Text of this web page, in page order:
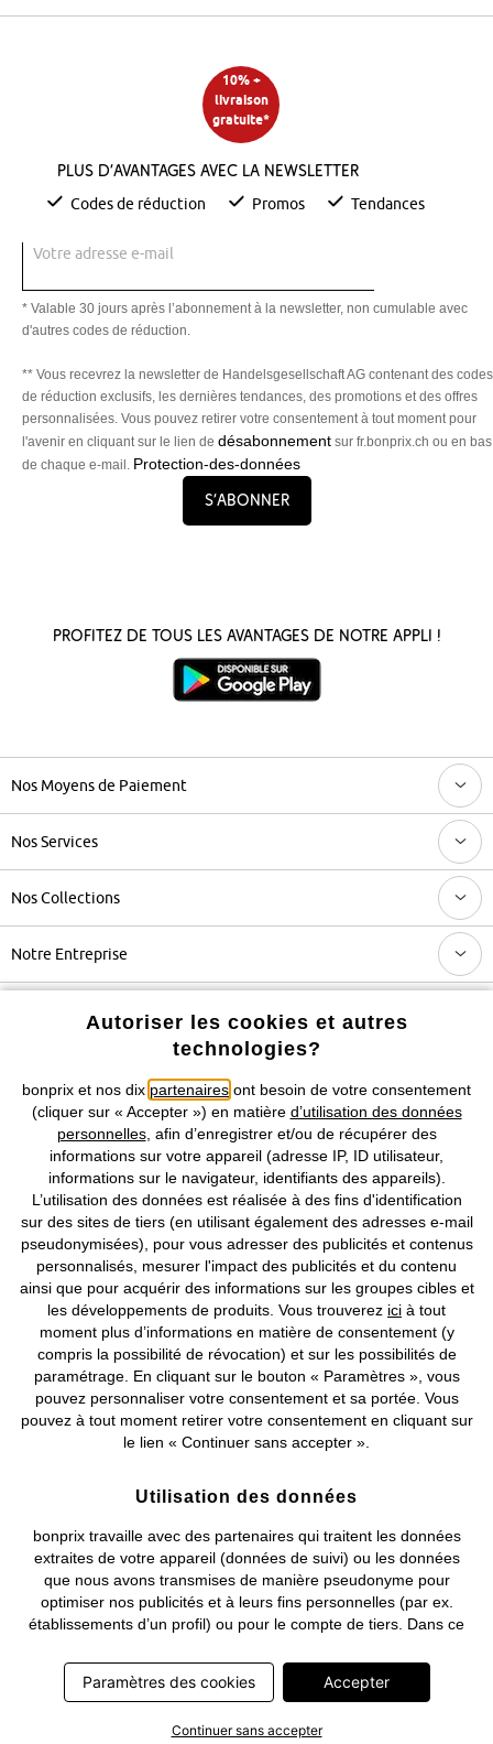
10% +
livraison
gratuite*
Plus d’avantages avec la newsletter
Codes de réduction Promos Tendances
Votre adresse e-mail
* Valable 30 jours après l’abonnement à la newsletter, non cumulable avec
d'autres codes de réduction.
** Vous recevrez la newsletter de Handelsgesellschaft AG contenant des codes
de réduction exclusifs, les dernières tendances, des promotions et des offres
personnalisées. Vous pouvez retirer votre consentement à tout moment pour
l'avenir en cliquant sur le lien de désabonnement sur fr.bonprix.ch ou en bas
de chaque e-mail. Protection-des-données
S’abonner
Profitez de tous les avantages de notre appli !
Nos Moyens de Paiement
Nos Services
Nos Collections
Notre Entreprise
Retrouvez bonprix sur
Prix indiqués TVA comprise avec en susfrais de port & de service
CGV Données personnelles Paramètres des cookies
Mentions légales Résilier le contrat
© 2026 bonprix.Tous droits réservés.
Deutsch Français
Autoriser les cookies et autres
technologies?
bonprix et nos dix partenaires ont besoin de votre consentement
(cliquer sur « Accepter ») en matière d’utilisation des données
personnelles, afin d’enregistrer et/ou de récupérer des
informations sur votre appareil (adresse IP, ID utilisateur,
informations sur le navigateur, identifiants des appareils).
L’utilisation des données est réalisée à des fins d'identification
sur des sites de tiers (en utilisant également des adresses e-mail
pseudonymisées), pour vous adresser des publicités et contenus
personnalisés, mesurer l'impact des publicités et du contenu
ainsi que pour acquérir des informations sur les groupes cibles et
les développements de produits. Vous trouverez ici à tout
moment plus d’informations en matière de consentement (y
compris la possibilité de révocation) et sur les possibilités de
paramétrage. En cliquant sur le bouton « Paramètres », vous
pouvez personnaliser votre consentement et sa portée. Vous
pouvez à tout moment retirer votre consentement en cliquant sur
le lien « Continuer sans accepter ».
Utilisation des données
bonprix travaille avec des partenaires qui traitent les données
extraites de votre appareil (données de suivi) ou les données
que nous avons transmises de manière pseudonyme pour
optimiser nos publicités et à leurs fins personnelles (par ex.
établissements d’un profil) ou pour le compte de tiers. Dans ce
transmission de vos données pseudonymisées mais également
le traitement ultérieur de ces données par ce prestataire
collectées ou vos données pseudonymisées seront alors
Paramètres des cookies Accepter
Continuer sans accepter